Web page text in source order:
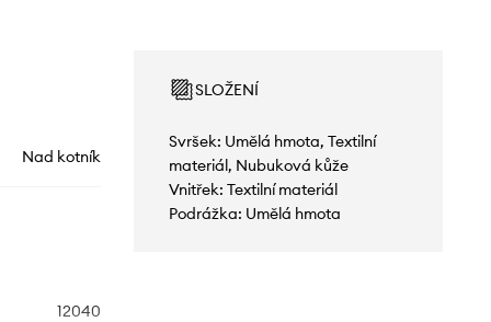
Nad kotník
12040
SLOŽENÍ
Svršek: Umělá hmota, Textilní
materiál, Nubuková kůže
Vnitřek: Textilní materiál
Podrážka: Umělá hmota